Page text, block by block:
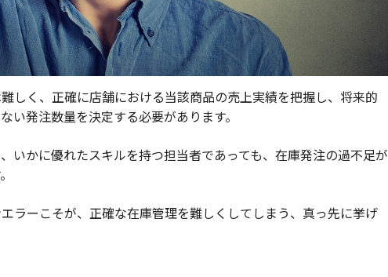
しく、正確に店舗における当該商品の売上実績を把握し、将来的
い発注数量を決定する必要があります。
いかに優れたスキルを持つ担当者であっても、在庫発注の過不足が
ラーこそが、正確な在庫管理を難しくしてしまう、真っ先に挙げ